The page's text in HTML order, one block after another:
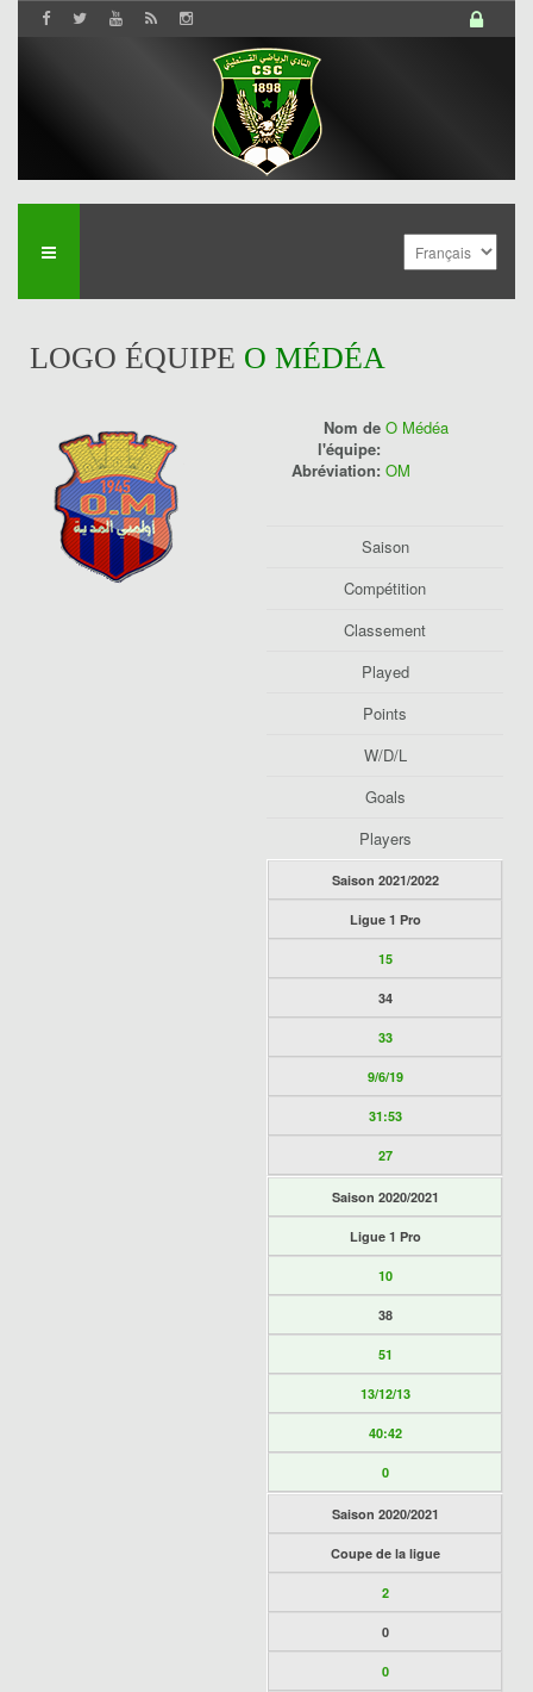
LOGO ÉQUIPE O MÉDÉA
Nom de
l'équipe:
O Médéa
Abréviation: OM
History
Saison
Compétition
Classement
Played
Points
W/D/L
Goals
Players
Saison 2021/2022
Ligue 1 Pro
15
34
33
9/6/19
31:53
27
Saison 2020/2021
Ligue 1 Pro
10
38
51
13/12/13
40:42
0
Saison 2020/2021
Coupe de la ligue
2
0
0